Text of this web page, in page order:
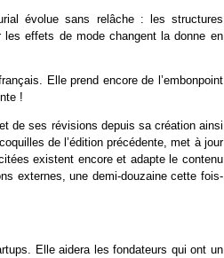
évolue sans relâche : les structures
les effets de mode changent la donne en
Elle prend encore de l’embonpoint
!
de ses révisions depuis sa création ainsi
de l’édition précédente, met à jour
existent encore et adapte le contenu
externes, une demi-douzaine cette fois-
Elle aidera les fondateurs qui ont un